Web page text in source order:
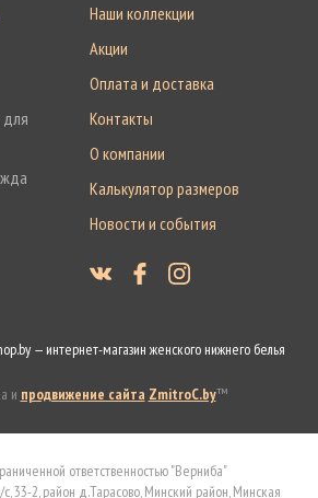
Наши коллекции
Акции
Оплата и доставка
Контакты
О компании
Калькулятор размеров
Новости и события
— интернет-магазин женского нижнего белья
и продвижение сайта ZmitroC.by™
ответственностью "Верниба"
33-2, район д.Тарасово, Минский район, Минская